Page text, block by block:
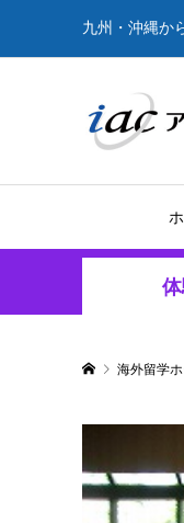
九州・沖縄か
海外留学